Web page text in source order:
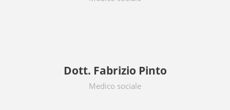
Dott. Fabrizio Pinto
Medico sociale